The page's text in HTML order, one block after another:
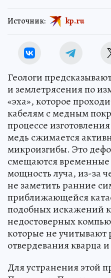
Источник: kp.ru
Геологи
и землетрясения по
«эха», которое
кабелям с медным
процессе
медь сжимается
микроизгибы. Это
смещаются
мощность луча, из-за
не заметить ранние
приближающейся
подобных искажений
недостоверных
которые не учитывают
отвердевания кварца
Для устранения этой